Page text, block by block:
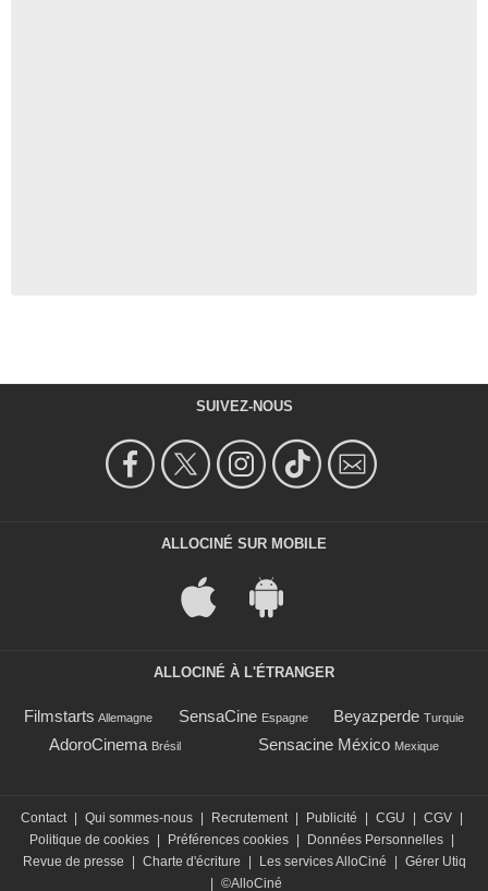
SUIVEZ-NOUS
ALLOCINÉ SUR MOBILE
ALLOCINÉ À L'ÉTRANGER
Filmstarts Allemagne SensaCine Espagne Beyazperde Turquie
AdoroCinema Brésil Sensacine México Mexique
Contact Qui sommes-nous Recrutement Publicité CGU CGV
Politique de cookies
Préférences cookies Données Personnelles
Revue de presse
Charte d'écriture Les services AlloCiné
Gérer Utiq
©AlloCiné